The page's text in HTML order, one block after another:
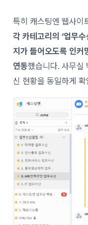
특히 캐스팅엔 웹사이
각 카테고리의 ‘업무
지가 들어오도록 인
연동했습니다. 사무실
신 현황을 동일하게